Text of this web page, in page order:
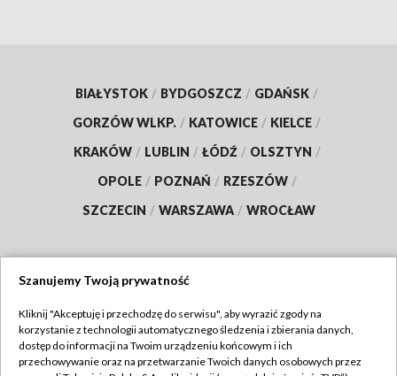
BIAŁYSTOK / BYDGOSZCZ / GDAŃSK /
GORZÓW WLKP. / KATOWICE / KIELCE /
KRAKÓW / LUBLIN / ŁÓDŹ / OLSZTYN /
OPOLE / POZNAŃ / RZESZÓW /
SZCZECIN / WARSZAWA / WROCŁAW
TVP
Abonament TVP
Regulamin TVP
Szanujemy Twoją prywatność
Kliknij "Akceptuję i przechodzę do serwisu", aby wyrazić zgody na
korzystanie z technologii automatycznego śledzenia i zbierania danych,
dostęp do informacji na Twoim urządzeniu końcowym i ich
przechowywanie oraz na przetwarzanie Twoich danych osobowych przez